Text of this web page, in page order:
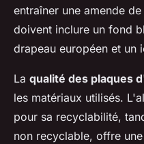
entraîner une amende
doivent inclure un fond
drapeau européen et un
La qualité des plaques
les matériaux utilisés.
pour sa recyclabilité,
non recyclable, offre